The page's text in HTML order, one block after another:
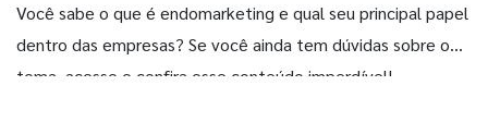
Você sabe o que é endomarketing e qual seu principal papel
dentro das empresas? Se você ainda tem dúvidas sobre o
tema, acesse e confira esse conteúdo imperdível!